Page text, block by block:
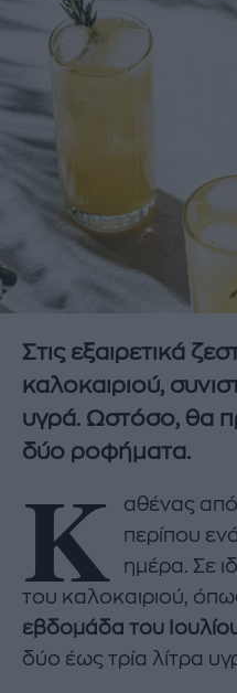
Στις εξαιρετικά
καλοκαιριού,
υγρά. Ωστόσο, θα
δύο ροφήματα.
K
αθένας από
περίπου
ημέρα. Σε
του καλοκαιριού,
εβδομάδα του
δύο έως τρία λίτρα